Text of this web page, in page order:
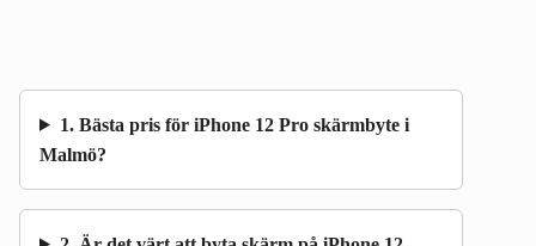
1. Bästa pris för iPhone 12 Pro skärmbyte i
Malmö?